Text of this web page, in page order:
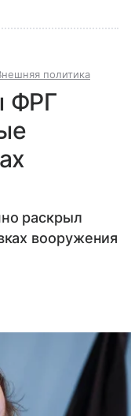
политика
ФРГ
раскрыл
вооружения